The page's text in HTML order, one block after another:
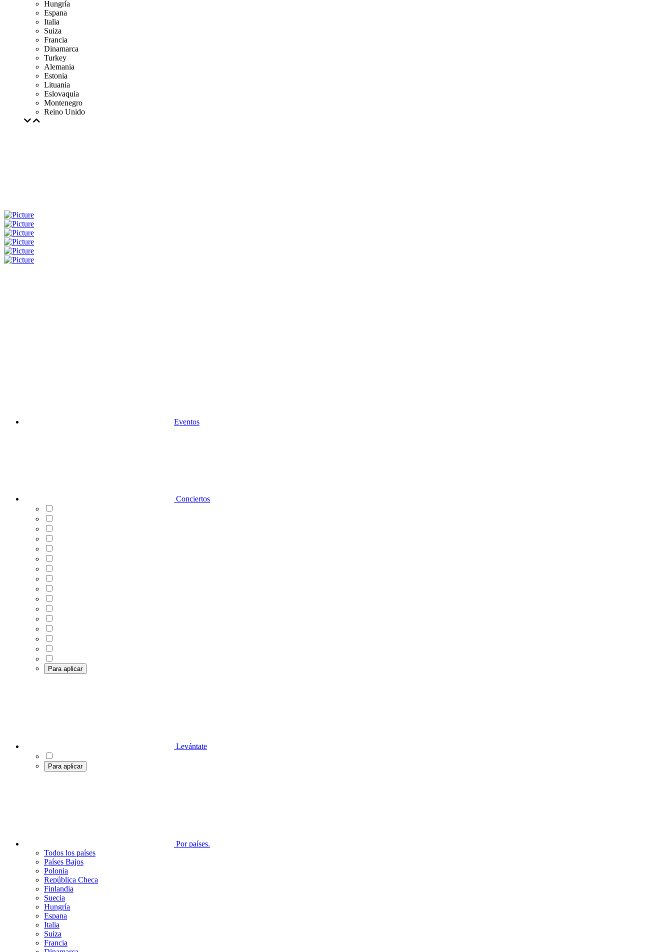
Hungría
Espana
Italia
Suiza
Francia
Dinamarca
Turkey
Alemania
Estonia
Lituania
Eslovaquia
Montenegro
Reino Unido
Eventos
Conciertos
Para aplicar
Levántate
Para aplicar
Por países.
Todos los países
Países Bajos
Polonia
República Checa
Finlandia
Suecia
Hungría
Espana
Italia
Suiza
Francia